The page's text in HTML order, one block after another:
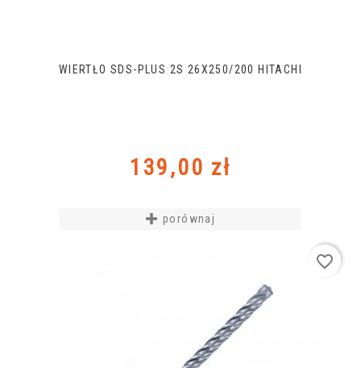
WIERTŁO SDS-PLUS 2S 26X250/200 HITACHI
Cena
139,00 zł
porównaj
favorite_border